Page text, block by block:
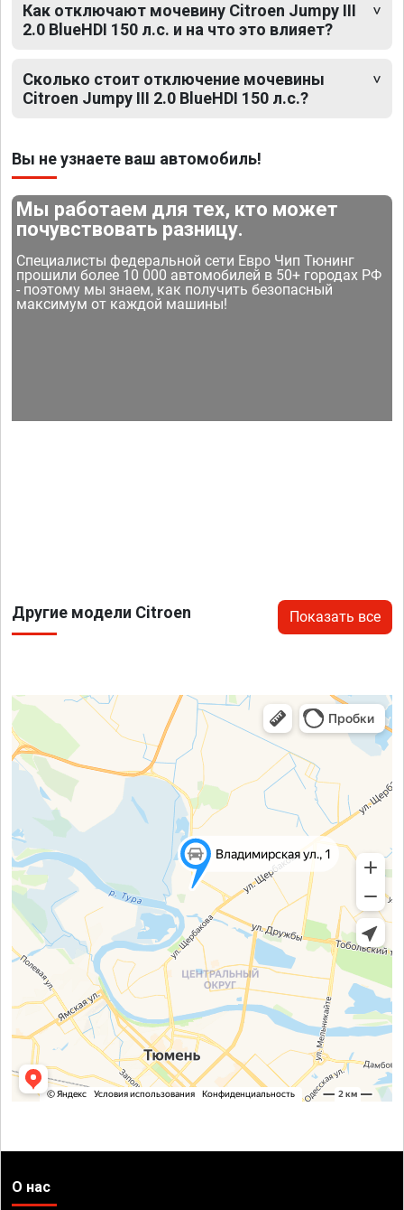
Как отключают мочевину Citroen Jumpy III
2.0 BlueHDI 150 л.с. и на что это влияет?
Сколько стоит отключение мочевины
Citroen Jumpy III 2.0 BlueHDI 150 л.с.?
Вы не узнаете ваш автомобиль!
Мы работаем для тех, кто может
почувствовать разницу.
Специалисты федеральной сети Евро Чип Тюнинг
прошили более 10 000 автомобилей в 50+ городах РФ
- поэтому мы знаем, как получить безопасный
максимум от каждой машины!
Другие модели Citroen Показать все
О нас